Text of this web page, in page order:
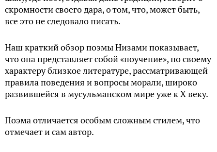
скромности своего дара, о том, что, может быть,
все это не следовало писать.
Наш краткий обзор поэмы Низами показывает,
что она представляет собой «поучение», по своему
характеру близкое литературе, рассматривающей
правила поведения и вопросы морали, широко
развившейся в мусульманском мире уже к Х веку.
Поэма отличается особым сложным стилем, что
отмечает и сам автор.